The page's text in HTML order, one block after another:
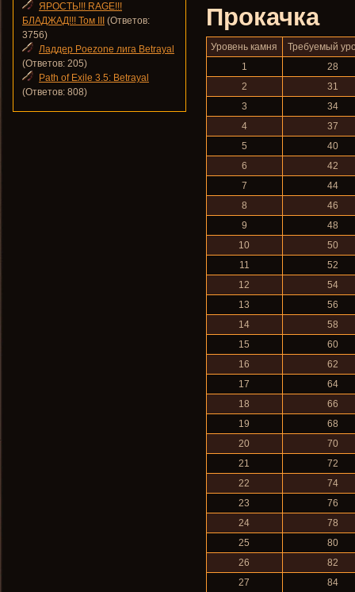
Прокачка
Уровень камня
Требуемый
1
28
2
31
3
34
4
37
5
40
6
42
7
44
8
46
9
48
10
50
11
52
12
54
13
56
14
58
15
60
16
62
17
64
18
66
19
68
20
70
21
72
22
74
23
76
24
78
25
80
26
82
27
84
ЯРОСТЬ!!! RAGE!!!
БЛАДЖАД!!! Том III
(Ответов:
3756)
Ладдер Poezone лига Betrayal
(Ответов: 205)
Path of Exile 3.5: Betrayal
(Ответов: 808)